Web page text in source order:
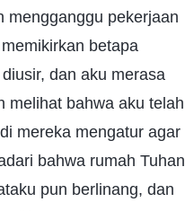
mengganggu pekerjaan
betapa
dan aku merasa
melihat bahwa aku telah
mereka mengatur agar
bahwa rumah Tuhan
pun berlinang, dan